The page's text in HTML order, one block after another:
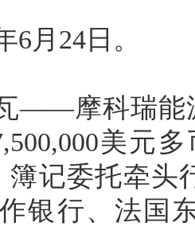
6月24日。
——摩科瑞能
美元
簿记委托牵头
银行、法国